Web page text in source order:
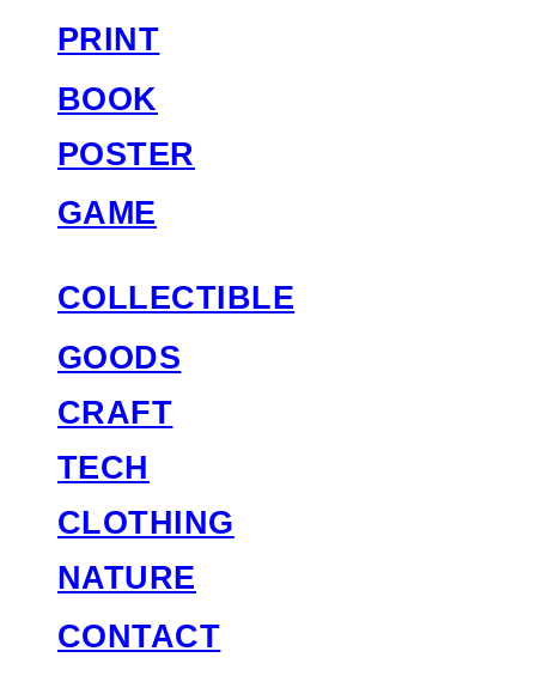
PRINT
BOOK
POSTER
GAME
COLLECTIBLE
GOODS
CRAFT
TECH
CLOTHING
NATURE
CONTACT